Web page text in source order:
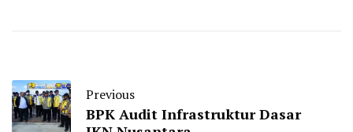
Previous
BPK Audit Infrastruktur Dasar